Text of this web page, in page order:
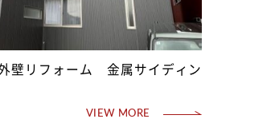
壁リフォーム 金属サイディン
VIEW MORE